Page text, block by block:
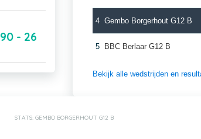
90 - 26
4 Gembo Borgerhout G12 B
5 BBC Berlaar G12 B
Bekijk alle wedstrijden en
STATS: GEMBO BORGERHOUT G12 B